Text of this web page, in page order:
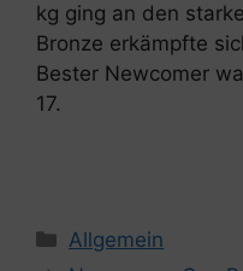
kg ging an den
Bronze erkämpfte
Bester Newcomer
17.
Kategorien
Allgemein